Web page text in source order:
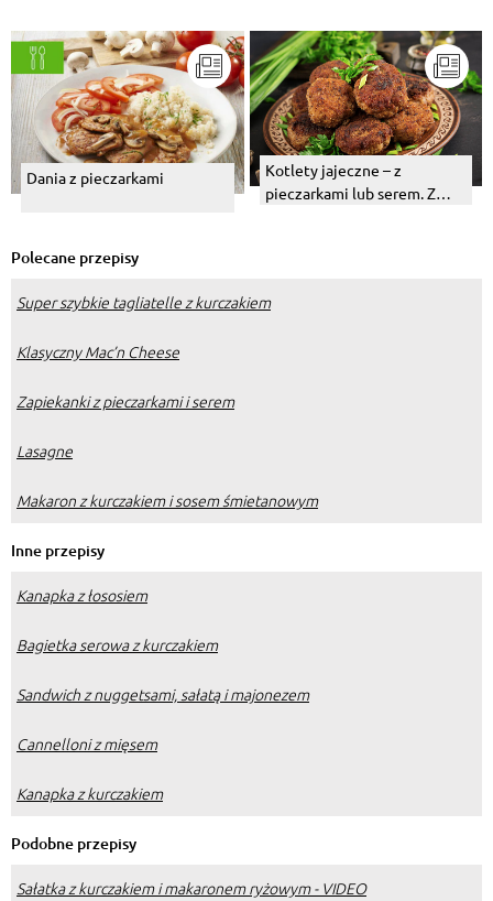
Dania z pieczarkami
Kotlety jajeczne – z
pieczarkami lub serem. Z
Polecane przepisy
Super szybkie tagliatelle z kurczakiem
Klasyczny Mac’n Cheese
Zapiekanki z pieczarkami i serem
Lasagne
Makaron z kurczakiem i sosem śmietanowym
Inne przepisy
Kanapka z łososiem
Bagietka serowa z kurczakiem
Sandwich z nuggetsami, sałatą i majonezem
Cannelloni z mięsem
Kanapka z kurczakiem
Podobne przepisy
Sałatka z kurczakiem i makaronem ryżowym - VIDEO